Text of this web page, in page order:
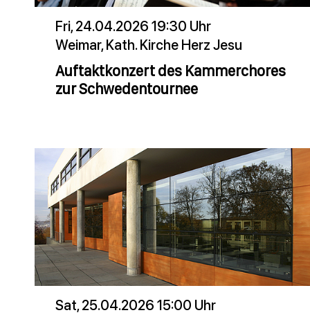
Fri, 24.04.2026 19:30 Uhr
Weimar, Kath. Kirche Herz Jesu
Auftaktkonzert des Kammerchores
zur Schwedentournee
Sat, 25.04.2026 15:00 Uhr